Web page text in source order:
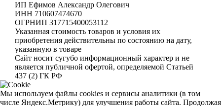
ИП Ефимов Александр Олегович
ИНН 710607474670
ОГРНИП317715400053112
Указанная стоимость товаров и условия их
приобретения действительны по состоянию на дату,
указанную в товаре
Сайт носит сугубо информационный характер и не
является публичной офертой, определяемой Статьей
437 (2) ГК РФ
Мы используем файлы cookies и сервисы аналитики (в том
числе Яндекс.Метрику) для улучшения работы сайта. Продолжая